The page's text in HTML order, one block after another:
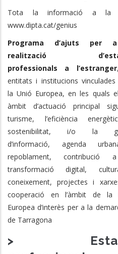
Tota la informació a la
www.dipta.cat/genius
Programa d’ajuts per
realització
professionals a l’estranger
entitats i institucions
la Unió Europea, en les quals
àmbit d’actuació principal
turisme, l’eficiència
sostenibilitat, i/o la
d’informació, agenda
repoblament, contribució
transformació digital,
coneixement, projectes i
cooperació en l’àmbit de la
Europea d’interès per a la
de Tarragona
>